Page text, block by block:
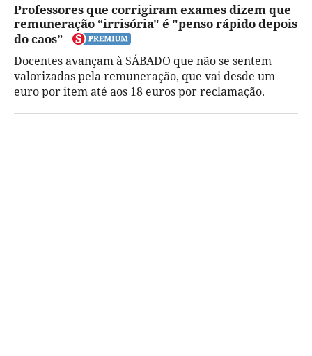
Professores que corrigiram exames dizem que
remuneração “irrisória" é "penso rápido depois
do caos”
Docentes avançam à SÁBADO que não se sentem
valorizadas pela remuneração, que vai desde um
euro por item até aos 18 euros por reclamação.